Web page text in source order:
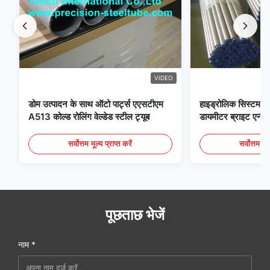
VIDEO
डोम उत्पादन के साथ ऑटो पार्ट्स एएसटीएम
A513 कोल्ड रोलिंग वेल्डेड स्टील ट्यूब
सर्वोत्तम मूल्य प्राप्त करें
हाइड्रोलिक सिस्टम
डायमीटर ब्राइट
सर्वोत्तम
पूछताछ भेजें
नाम *